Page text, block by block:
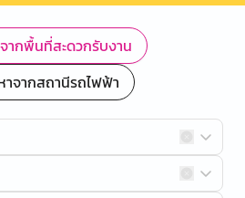
ากพื้นที่สะดวกรับงาน
าจากสถานีรถไฟฟ้า